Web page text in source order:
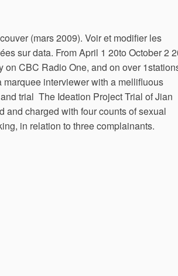
(mars 2009). Voir et modifier les
sur data. From April 1 20to October 2
on CBC Radio One, and on over
interviewer with a mellifluous
trial ‎ The Ideation Project Trial of Jian
and charged with four counts of sexual
in relation to three complainants.